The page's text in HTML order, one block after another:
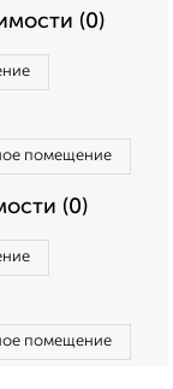
(0)
помещение
(0)
помещение